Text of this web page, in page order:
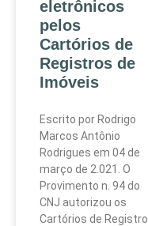
eletrônicos
pelos
Cartórios de
Registros de
Imóveis
Escrito por Rodrigo
Marcos Antônio
Rodrigues em 04 de
março de 2.021. O
Provimento n. 94 do
CNJ autorizou os
Cartórios de Registro